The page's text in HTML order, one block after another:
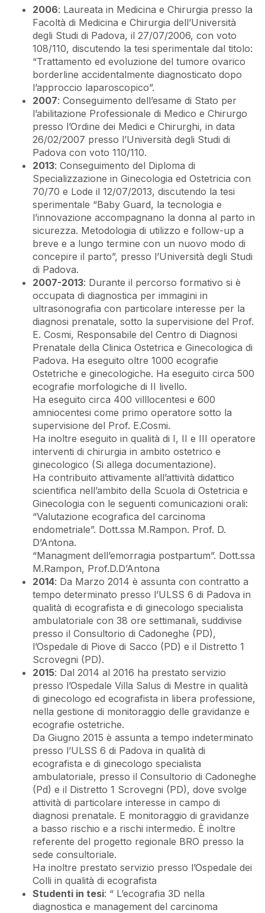
2006: Laureata in Medicina e Chirurgia presso la
Facoltà di Medicina e Chirurgia dell’Università
degli Studi di Padova, il 27/07/2006, con voto
108/110, discutendo la tesi sperimentale dal titolo:
“Trattamento ed evoluzione del tumore ovarico
borderline accidentalmente diagnosticato dopo
l’approccio laparoscopico”.
2007: Conseguimento dell’esame di Stato per
l’abilitazione Professionale di Medico e Chirurgo
presso l’Ordine dei Medici e Chirurghi, in data
26/02/2007 presso l’Università degli Studi di
Padova con voto 110/110.
2013: Conseguimento del Diploma di
Specializzazione in Ginecologia ed Ostetricia con
70/70 e Lode il 12/07/2013, discutendo la tesi
sperimentale “Baby Guard, la tecnologia e
l’innovazione accompagnano la donna al parto in
sicurezza. Metodologia di utilizzo e follow-up a
breve e a lungo termine con un nuovo modo di
concepire il parto”, presso l’Università degli Studi
di Padova.
2007-2013: Durante il percorso formativo si è
occupata di diagnostica per immagini in
ultrasonografia con particolare interesse per la
diagnosi prenatale, sotto la supervisione del Prof.
E. Cosmi, Responsabile del Centro di Diagnosi
Prenatale della Clinica Ostetrica e Ginecologica di
Padova. Ha eseguito oltre 1000 ecografie
Ostetriche e ginecologiche. Ha eseguito circa 500
ecografie morfologiche di II livello.
Ha eseguito circa 400 villlocentesi e 600
amniocentesi come primo operatore sotto la
supervisione del Prof. E.Cosmi.
Ha inoltre eseguito in qualità di I, II e III operatore
interventi di chirurgia in ambito ostetrico e
ginecologico (Si allega documentazione).
Ha contribuito attivamente all’attività didattico
scientifica nell’ambito della Scuola di Ostetricia e
Ginecologia con le seguenti comunicazioni orali:
“Valutazione ecografica del carcinoma
endometriale”. Dott.ssa M.Rampon. Prof. D.
D’Antona.
“Managment dell’emorragia postpartum”. Dott.ssa
M.Rampon, Prof.D.D’Antona
2014: Da Marzo 2014 è assunta con contratto a
tempo determinato presso l’ULSS 6 di Padova in
qualità di ecografista e di ginecologo specialista
ambulatoriale con 38 ore settimanali, suddivise
presso il Consultorio di Cadoneghe (PD),
l’Ospedale di Piove di Sacco (PD) e il Distretto 1
Scrovegni (PD).
2015: Dal 2014 al 2016 ha prestato servizio
presso l’Ospedale Villa Salus di Mestre in qualità
di ginecologo ed ecografista in libera professione,
nella gestione di monitoraggio delle gravidanze e
ecografie ostetriche.
Da Giugno 2015 è assunta a tempo indeterminato
presso l’ULSS 6 di Padova in qualità di
ecografista e di ginecologo specialista
ambulatoriale, presso il Consultorio di Cadoneghe
(Pd) e il Distretto 1 Scrovegni (PD), dove svolge
attività di particolare interesse in campo di
diagnosi prenatale. E monitoraggio di gravidanze
a basso rischio e a rischi intermedio. È inoltre
referente del progetto regionale BRO presso la
sede consultoriale.
Ha inoltre prestato servizio presso l’Ospedale dei
Colli in qualità di ecografista
Studenti in tesi: “ L’ecografia 3D nella
diagnostica e management del carcinoma